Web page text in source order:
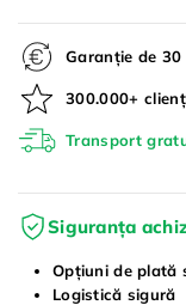
Garanție de
300.000+
Transport
Siguranța
Opțiuni de plată
Logistică sigură